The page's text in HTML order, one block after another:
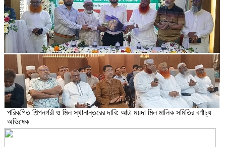
পরিকল্পিত শিল্পনগরী ও মিল স্থানান্তরের দাবি: আটা ময়দা মিল মালিক সমিতির বর্ণাঢ্য
অভিষেক